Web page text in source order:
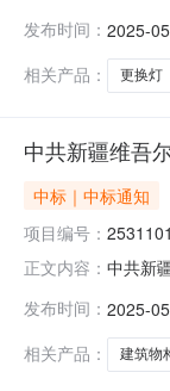
柜;会议
发布时间： 2025-
相关产品：
更换灯
中共新疆维吾
中标｜中标通知
项目编号：
正文内容： 中共新
发布时间： 2025-
相关产品：
建筑物